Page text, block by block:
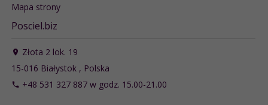
Mapa strony
Posciel.biz
Złota 2 lok. 19
15-016 Białystok , Polska
+48 531 327 887 w godz. 15.00-21.00